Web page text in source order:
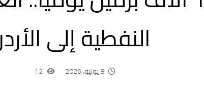
النفطية إلى
8 يوليو، 2026 12